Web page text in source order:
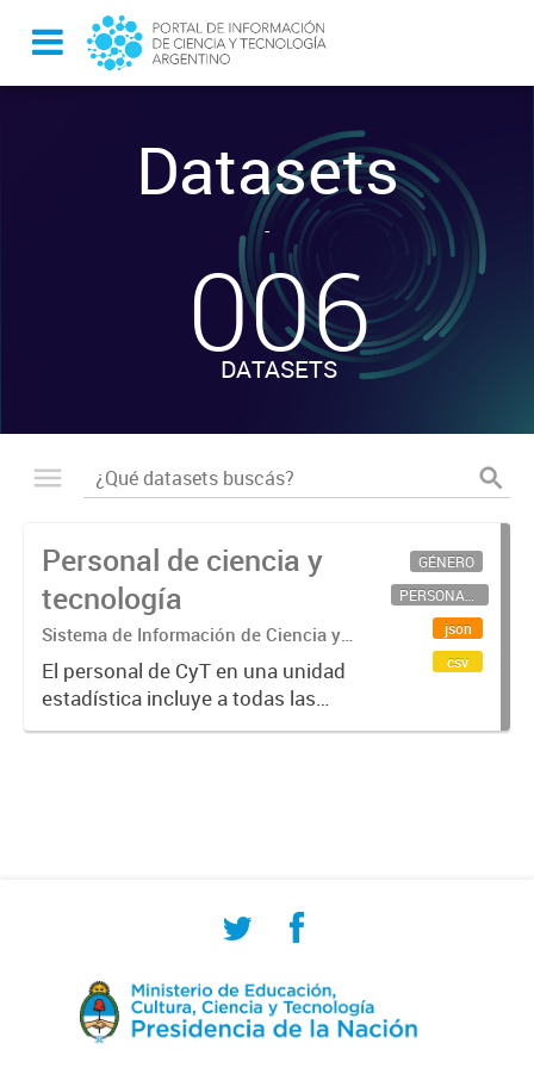
Datasets
-
006
DATASETS
Personal de ciencia y
tecnología
Sistema de Información de Ciencia y
Tecnología Argentino (SICYTAR)
El personal de CyT en una unidad
estadística incluye a todas las
personas involucradas
GÉNERO
PERSONAL CIENTÍFICO-TECNOLÓGICO
json
csv